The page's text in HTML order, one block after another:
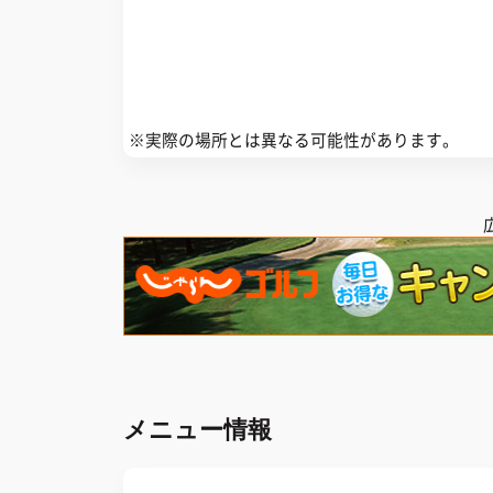
※実際の場所とは異なる可能性があります。
メニュー情報